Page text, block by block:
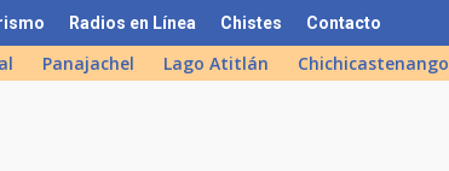
Radios en Línea Chistes Contacto
Panajachel Lago Atitlán Chichicastenango